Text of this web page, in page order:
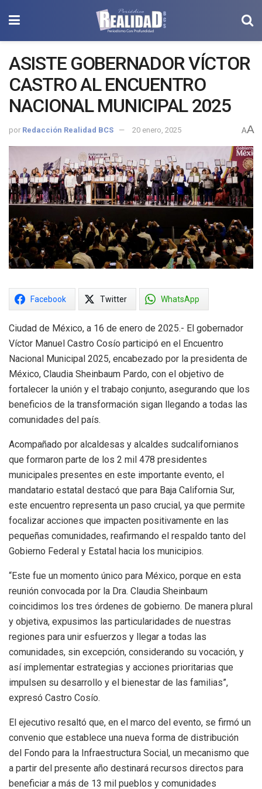
ASISTE GOBERNADOR VÍCTOR
CASTRO AL ENCUENTRO
NACIONAL MUNICIPAL 2025
por Redacción Realidad BCS 20 enero, 2025 AA
Facebook Twitter WhatsApp
Ciudad de México, a 16 de enero de 2025.- El gobernador
Víctor Manuel Castro Cosío participó en el Encuentro
Nacional Municipal 2025, encabezado por la presidenta de
México, Claudia Sheinbaum Pardo, con el objetivo de
fortalecer la unión y el trabajo conjunto, asegurando que los
beneficios de la transformación sigan llegando a todas las
comunidades del país.
Acompañado por alcaldesas y alcaldes sudcalifornianos
que formaron parte de los 2 mil 478 presidentes
municipales presentes en este importante evento, el
mandatario estatal destacó que para Baja California Sur,
este encuentro representa un paso crucial, ya que permite
focalizar acciones que impacten positivamente en las
pequeñas comunidades, reafirmando el respaldo tanto del
Gobierno Federal y Estatal hacia los municipios.
“Este fue un momento único para México, porque en esta
reunión convocada por la Dra. Claudia Sheinbaum
coincidimos los tres órdenes de gobierno. De manera plural
y objetiva, expusimos las particularidades de nuestras
regiones para unir esfuerzos y llegar a todas las
comunidades, sin excepción, considerando su vocación, y
así implementar estrategias y acciones prioritarias que
impulsen su desarrollo y el bienestar de las familias”,
expresó Castro Cosío.
El ejecutivo resaltó que, en el marco del evento, se firmó un
convenio que establece una nueva forma de distribución
del Fondo para la Infraestructura Social, un mecanismo que
a partir del presente año destinará recursos directos para
beneficiar a más de 13 mil pueblos y comunidades